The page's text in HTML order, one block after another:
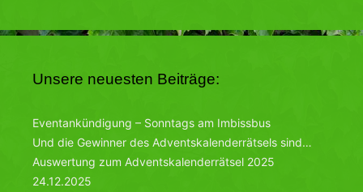
Unsere neuesten Beiträge:
Eventankündigung – Sonntags am Imbissbus
Und die Gewinner des Adventskalenderrätsels sind…
Auswertung zum Adventskalenderrätsel 2025
24.12.2025